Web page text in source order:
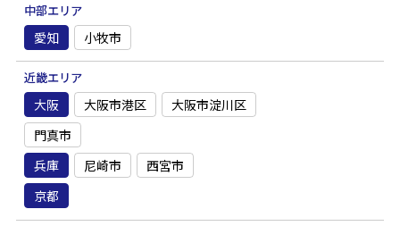
中部エリア
愛知 小牧市
近畿エリア
大阪 大阪市港区
大阪市淀川区
門真市
兵庫
尼崎市
西宮市
京都